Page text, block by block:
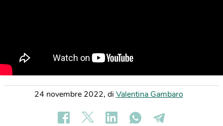
24 novembre 2022, di Valentina Gambaro